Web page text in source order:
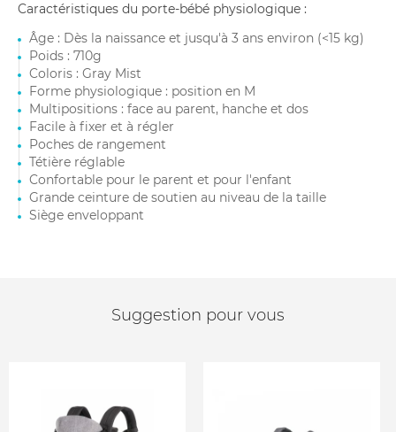
Caractéristiques du porte-bébé physiologique :
Âge : Dès la naissance et jusqu'à 3 ans environ (<15 kg)
Poids : 710g
Coloris : Gray Mist
Forme physiologique : position en M
Multipositions : face au parent, hanche et dos
Facile à fixer et à régler
Poches de rangement
Tétière réglable
Confortable pour le parent et pour l'enfant
Grande ceinture de soutien au niveau de la taille
Siège enveloppant
Suggestion pour vous